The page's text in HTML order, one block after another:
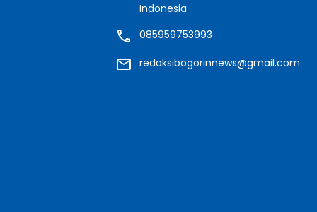
Indonesia
085959753993
redaksibogorinnews@gmail.com